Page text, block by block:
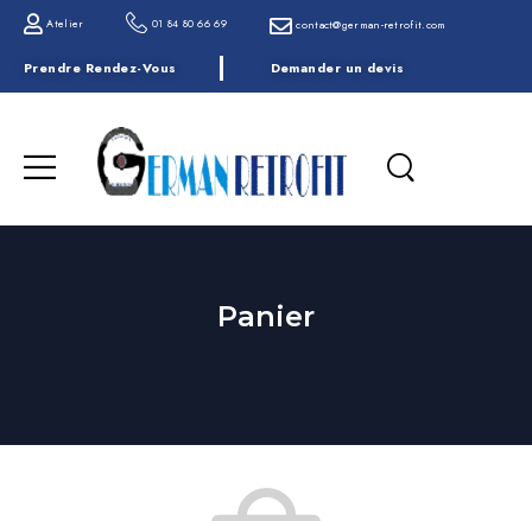
Atelier 01 84 80 66 69 contact@german-retrofit.com
Prendre Rendez-Vous Demander un devis
Panier